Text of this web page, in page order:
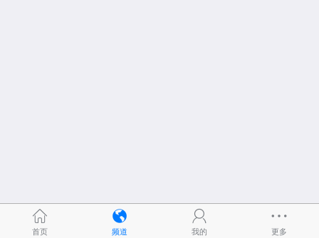
首页 频道 我的 更多